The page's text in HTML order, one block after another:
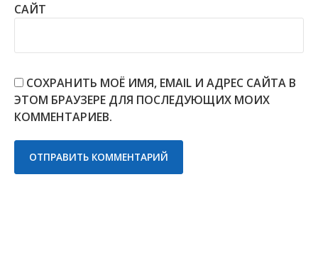
САЙТ
СОХРАНИТЬ МОЁ ИМЯ, EMAIL И АДРЕС САЙТА В
ЭТОМ БРАУЗЕРЕ ДЛЯ ПОСЛЕДУЮЩИХ МОИХ
КОММЕНТАРИЕВ.